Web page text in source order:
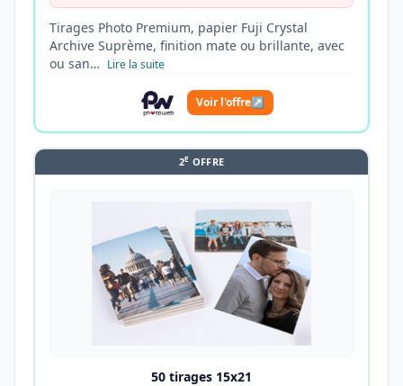
Tirages Photo Premium, papier Fuji Crystal
Archive Suprème, finition mate ou brillante, avec
ou san… Lire la suite
Voir l'offre↗
2E OFFRE
50 tirages 15x21